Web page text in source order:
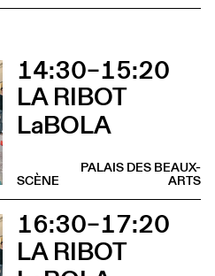
14:30–15:20
LA RIBOT
LaBOLA
PALAIS DES BEAUX-
ARTS
SCÈNE
16:30–17:20
LA RIBOT